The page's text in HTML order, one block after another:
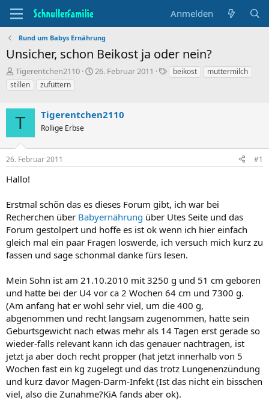
Anmelden
Rund um Babys Ernährung
Unsicher, schon Beikost ja oder nein?
T
h
e
s
t
a
r
t
r
Tigerentchen2110
B
n
a
u
26. Februar 2011
S
r
e
beikost
muttermilch
stillen
zufüttern
T Tigerentchen2110
Rollige Erbse
26. Februar 2011 #1
Hallo!
Erstmal schön das es dieses Forum gibt, ich war bei
Recherchen über Babyernährung über Utes Seite und das
Forum gestolpert und hoffe es ist ok wenn ich hier einfach
gleich mal ein paar Fragen loswerde, ich versuch mich kurz zu
fassen und sage schonmal danke fürs lesen.
Mein Sohn ist am 21.10.2010 mit 3250 g und 51 cm geboren
und hatte bei der U4 vor ca 2 Wochen 64 cm und 7300 g.
(Am anfang hat er wohl sehr viel, um die 400 g,
abgenommen und recht langsam zugenommen, hatte sein
Geburtsgewicht nach etwas mehr als 14 Tagen erst gerade so
wieder-falls relevant kann ich das genauer nachtragen, ist
jetzt ja aber doch recht propper (hat jetzt innerhalb von 5
Wochen fast ein kg zugelegt und das trotz Lungenenzündung
und kurz davor Magen-Darm-Infekt (Ist das nicht ein bisschen
viel, also die Zunahme?KiA fands aber ok).